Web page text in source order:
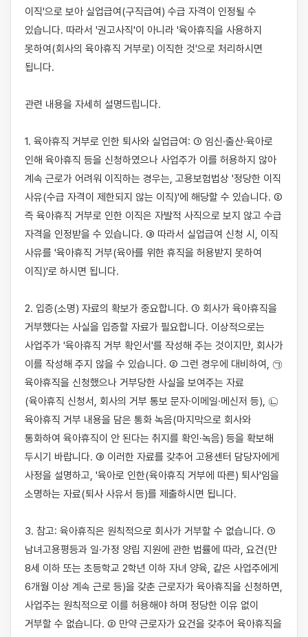
이직'으로 보아 실업급여(구직급여) 수급 자격이 인정될 수
있습니다. 따라서 '권고사직'이 아니라 '육아휴직을 사용하지
못하여(회사의 육아휴직 거부로) 이직한 것'으로 처리하시면
됩니다.
관련 내용을 자세히 설명드립니다.
1. 육아휴직 거부로 인한 퇴사와 실업급여: ① 임신·출산·육아로
인해 육아휴직 등을 신청하였으나 사업주가 이를 허용하지 않아
계속 근로가 어려워 이직하는 경우는, 고용보험법상 '정당한 이직
사유(수급 자격이 제한되지 않는 이직)'에 해당할 수 있습니다. ②
즉 육아휴직 거부로 인한 이직은 자발적 사직으로 보지 않고 수급
자격을 인정받을 수 있습니다. ③ 따라서 실업급여 신청 시, 이직
사유를 '육아휴직 거부(육아를 위한 휴직을 허용받지 못하여
이직)'로 하시면 됩니다.
2. 입증(소명) 자료의 확보가 중요합니다. ① 회사가 육아휴직을
거부했다는 사실을 입증할 자료가 필요합니다. 이상적으로는
사업주가 '육아휴직 거부 확인서'를 작성해 주는 것이지만, 회사가
이를 작성해 주지 않을 수 있습니다. ② 그런 경우에 대비하여, ㉠
육아휴직을 신청했으나 거부당한 사실을 보여주는 자료
(육아휴직 신청서, 회사의 거부 통보 문자·이메일·메신저 등), ㉡
육아휴직 거부 내용을 담은 통화 녹음(마지막으로 회사와
통화하여 육아휴직이 안 된다는 취지를 확인·녹음) 등을 확보해
두시기 바랍니다. ③ 이러한 자료를 갖추어 고용센터 담당자에게
사정을 설명하고, '육아로 인한(육아휴직 거부에 따른) 퇴사'임을
소명하는 자료(퇴사 사유서 등)를 제출하시면 됩니다.
3. 참고: 육아휴직은 원칙적으로 회사가 거부할 수 없습니다. ①
남녀고용평등과 일·가정 양립 지원에 관한 법률에 따라, 요건(만
8세 이하 또는 초등학교 2학년 이하 자녀 양육, 같은 사업주에게
6개월 이상 계속 근로 등)을 갖춘 근로자가 육아휴직을 신청하면,
사업주는 원칙적으로 이를 허용해야 하며 정당한 이유 없이
거부할 수 없습니다. ② 만약 근로자가 요건을 갖추어 육아휴직을